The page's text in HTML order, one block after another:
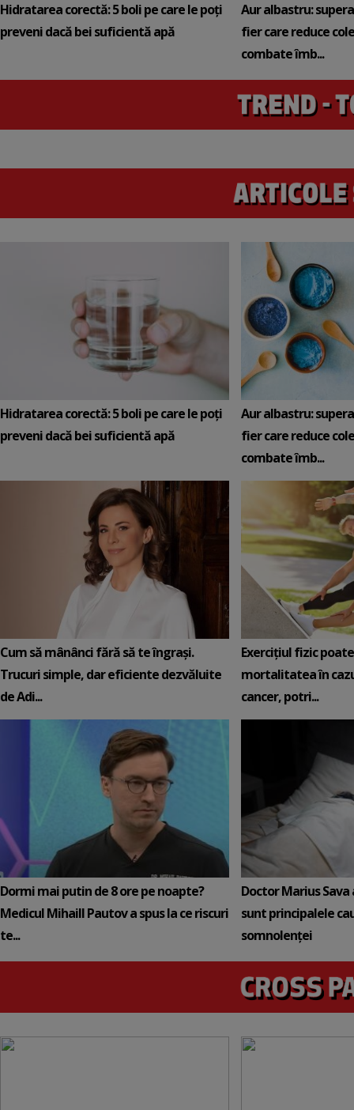
Hidratarea corectă: 5 boli pe care le poți
preveni dacă bei suficientă apă
Aur albastru:
fier care reduce
combate îmb...
Hidratarea corectă: 5 boli pe care le poți
preveni dacă bei suficientă apă
Aur albastru:
fier care reduce
combate îmb...
Cum să mânânci fără să te îngrași.
Trucuri simple, dar eficiente dezvăluite
de Adi...
Exercițiul fizic
mortalitatea în
cancer, potri...
Dormi mai putin de 8 ore pe noapte?
Medicul Mihaill Pautov a spus la ce riscuri
te...
Doctor Marius
sunt principalele
somnolenței